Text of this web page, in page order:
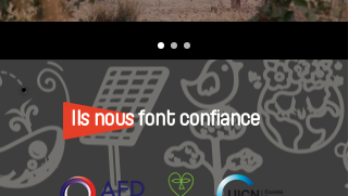
Ils nous font confiance